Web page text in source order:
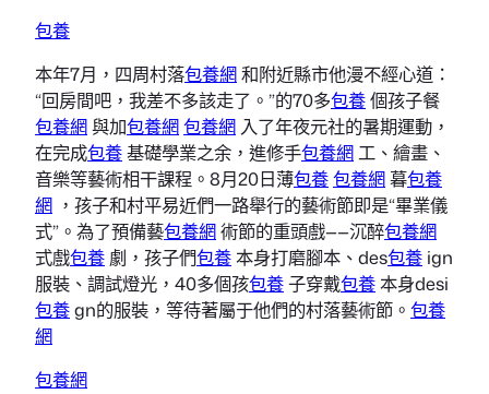
包養
本年7月，四周村落包養網和附近縣市他漫不經心道：
“回房間吧，我差不多該走了。”的70多包養個孩子餐
包養網與加包養網包養網 入了年夜元社的暑期運動，
在完成包養基礎學業之余，進修手包養網工、繪畫、
音樂等藝術相干課程。8月20日薄包養包養網暮包養
網 ，孩子和村平易近們一路舉行的藝術節即是“畢業儀
式”。為了預備藝包養網術節的重頭戲——沉醉包養網
式戲包養 劇，孩子們包養本身打磨腳本、des包養 ign
服裝、調試燈光，40多個孩包養子穿戴包養本身desi
包養gn的服裝，等待著屬于他們的村落藝術節。 包養
網
包養網